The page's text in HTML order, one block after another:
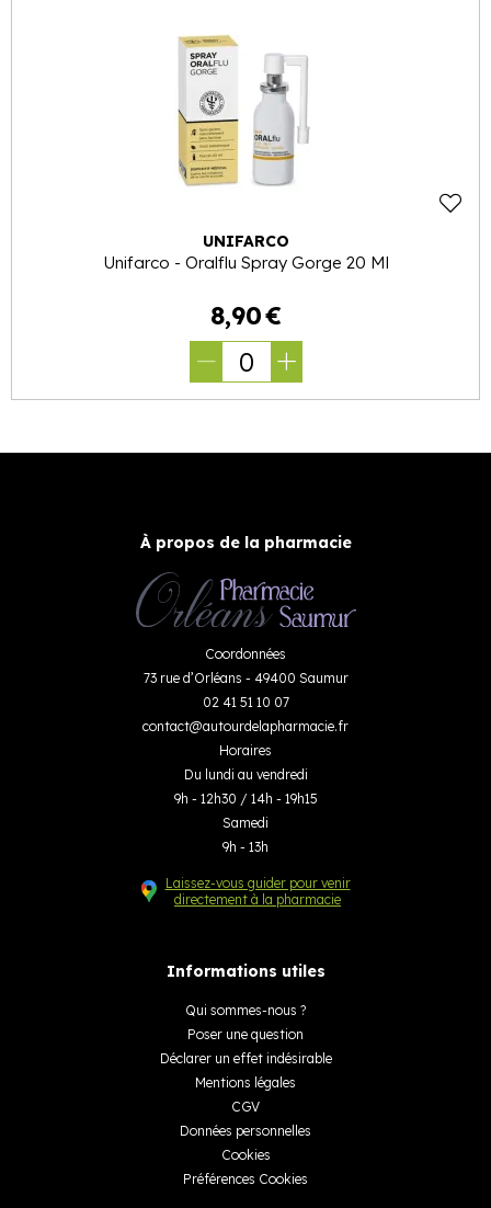
UNIFARCO
Unifarco - Oralflu Spray Gorge 20 Ml
8,90€
0
À propos de la pharmacie
Coordonnées
73 rue d’Orléans - 49400 Saumur
02 41 51 10 07
contact@autourdelapharmacie.fr
Horaires
Du lundi au vendredi
9h - 12h30 / 14h - 19h15
Samedi
9h - 13h
Laissez-vous guider pour venir
directement à la pharmacie
Informations utiles
Qui sommes-nous ?
Poser une question
Déclarer un effet indésirable
Mentions légales
CGV
Données personnelles
Cookies
Préférences Cookies